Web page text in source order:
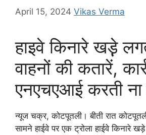
April 15, 2024 Vikas Verma
हाइवे किनारे खड़़े
वाहनों की कतारें,
एनएचएआई करती
न्यूज चक्र, कोटपूतली। बीती रात
सामने हाईवे पर एक ट्रोला हाईवे किनारे